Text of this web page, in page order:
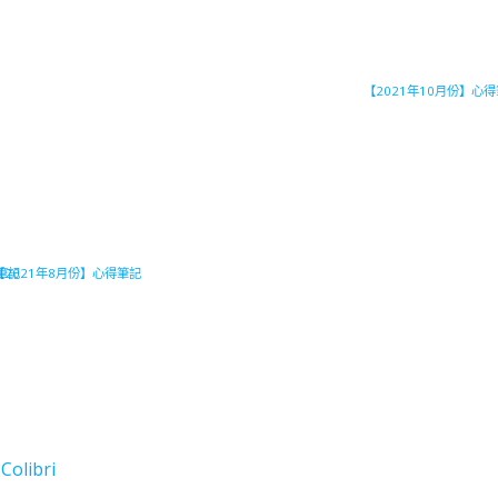
【2021年10月份】心
記
2021年8月份】心得筆記
Colibri